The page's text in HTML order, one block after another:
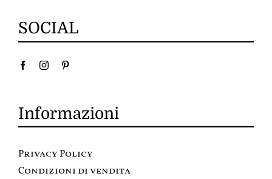
SOCIAL
Informazioni
Privacy Policy
Condizioni di vendita